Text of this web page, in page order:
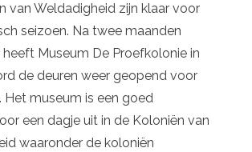
van Weldadigheid zijn klaar voor
seizoen. Na twee maanden
heeft Museum De Proefkolonie in
de deuren weer geopend voor
Het museum is een goed
een dagje uit in de Koloniën van
waaronder de koloniën